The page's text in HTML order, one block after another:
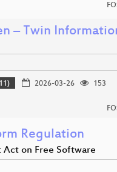
– Twin
2026-03-26
153
Regulation
on Free Software